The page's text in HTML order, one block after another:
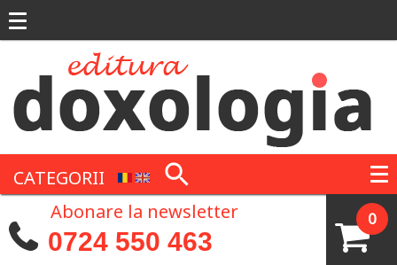
CATEGORII
0
Abonare la newsletter
0724 550 463